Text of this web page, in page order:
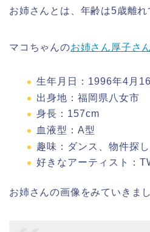
お姉さんとは、年齢は5歳離れ
マコちゃんのお姉さん厚子さ
生年月日：1996年4月
出身地：福岡県八女市
身長：157cm
血液型：A型
趣味：ダンス、物件探し
好きなアーティスト：
お姉さんの画像をみていきま